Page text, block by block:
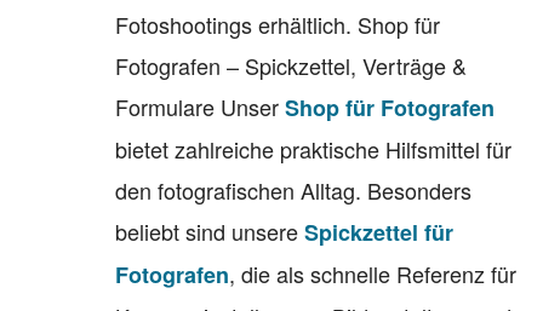
Fotoshootings erhältlich. Shop für
Fotografen – Spickzettel, Verträge &
Formulare UnserShop für Fotografen
bietet zahlreiche praktische Hilfsmittel für
den fotografischen Alltag. Besonders
beliebt sind unsereSpickzettel für
Fotografen, die als schnelle Referenz für